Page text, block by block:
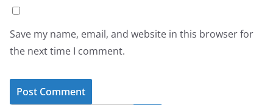
Save my name, email, and website in this browser for
the next time I comment.